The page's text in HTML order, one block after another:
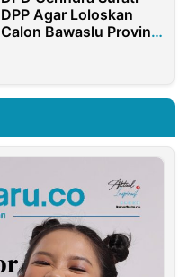
DPP Agar Loloskan
Calon Bawaslu Provinsi